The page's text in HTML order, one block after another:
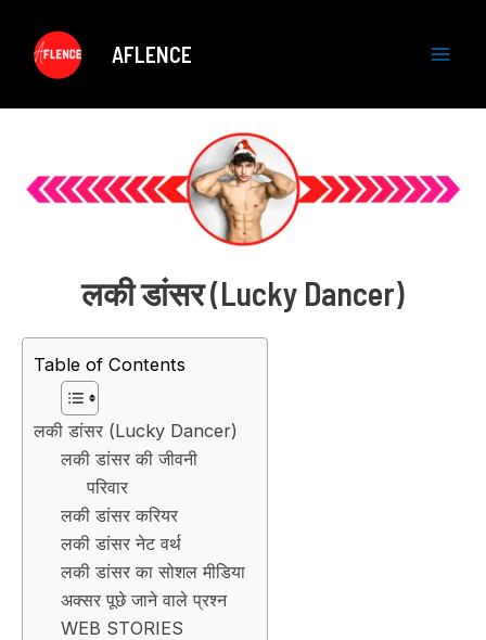
content
AFLENCE
i
लकी डांसर(Lucky Dancer)
Table of Contents
लकी डांसर (Lucky Dancer)
लकी डांसर की जीवनी
परिवार
लकी डांसर करियर
लकी डांसर नेट वर्थ
लकी डांसर का सोशल मीडिया
अक्सर पूछे जाने वाले प्रश्न
WEB STORIES